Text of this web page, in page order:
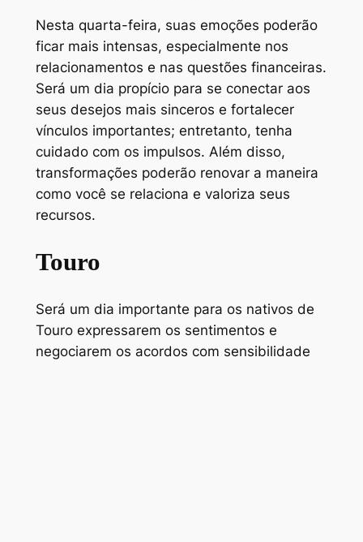
Nesta quarta-feira, suas emoções poderão
ficar mais intensas, especialmente nos
relacionamentos e nas questões financeiras.
Será um dia propício para se conectar aos
seus desejos mais sinceros e fortalecer
vínculos importantes; entretanto, tenha
cuidado com os impulsos. Além disso,
transformações poderão renovar a maneira
como você se relaciona e valoriza seus
recursos.
Touro
Será um dia importante para os nativos de
Touro expressarem os sentimentos e
negociarem os acordos com sensibilidade